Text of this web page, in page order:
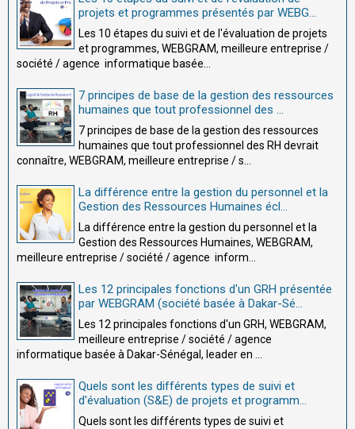
projets et programmes présentés par WEBG...
Les 10 étapes du suivi et de l'évaluation de projets
et programmes, WEBGRAM, meilleure entreprise /
société / agence informatique basée...
7 principes de base de la gestion des ressources
humaines que tout professionnel des ...
7 principes de base de la gestion des ressources
humaines que tout professionnel des RH devrait
connaître, WEBGRAM, meilleure entreprise / s...
La différence entre la gestion du personnel et la
Gestion des Ressources Humaines écl...
La différence entre la gestion du personnel et la
Gestion des Ressources Humaines, WEBGRAM,
meilleure entreprise / société / agence inform...
Les 12 principales fonctions d'un GRH présentée
par WEBGRAM (société basée à Dakar-Sé...
Les 12 principales fonctions d'un GRH, WEBGRAM,
meilleure entreprise / société / agence
informatique basée à Dakar-Sénégal, leader en ...
Quels sont les différents types de suivi et
d'évaluation (S&E) de projets et programm...
Quels sont les différents types de suivi et